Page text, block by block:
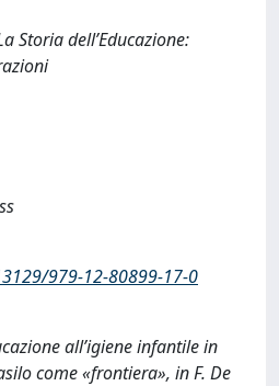
Storia dell’Educazione:
979-12-80899-17-0
all’igiene infantile in
come «frontiera», in F. De